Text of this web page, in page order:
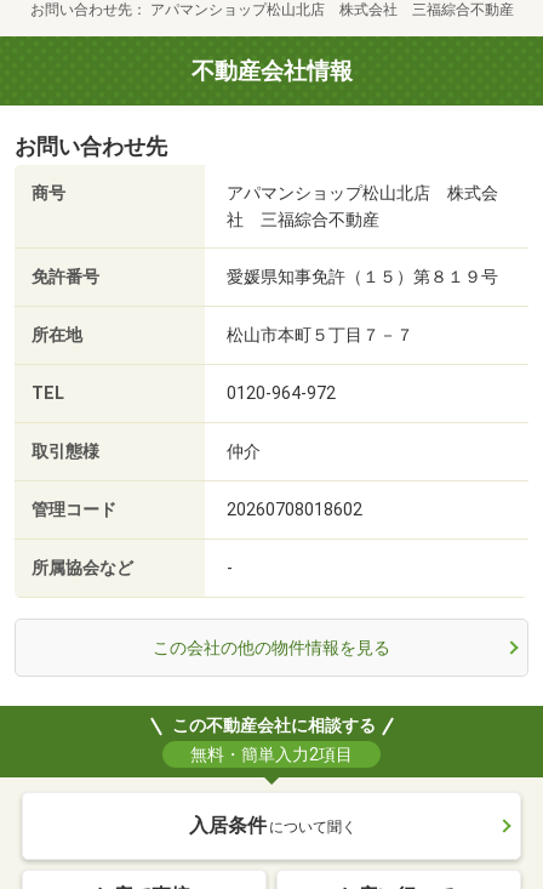
お問い合わせ先 アパマンショップ松山北店 株式会社 三福綜合不動産
不動産会社情報
お問い合わせ先
商号
アパマンショップ松山北店 株式会
社 三福綜合不動産
免許番号 愛媛県知事免許（１５）第８１９号
所在地 松山市本町５丁目７－７
TEL 0120-964-972
取引態様 仲介
管理コード 20260708018602
所属協会など -
この会社の他の物件情報を見る
この不動産会社に相談する
無料・簡単入力2項目
入居条件 について聞く